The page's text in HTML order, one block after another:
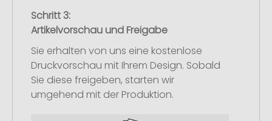
Schritt 3:
Artikelvorschau und Freigabe
Sie erhalten von uns eine kostenlose
Druckvorschau mit Ihrem Design. Sobald
Sie diese freigeben, starten wir
umgehend mit der Produktion.